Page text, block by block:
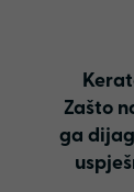
Zašto
ga